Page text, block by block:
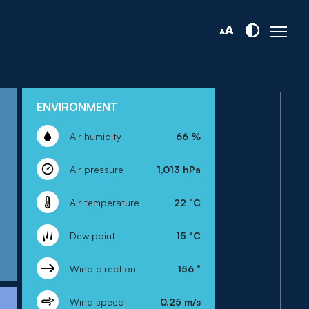
ENVIRONMENT
Air humidity 66 %
Air pressure 1,013 hPa
Air temperature 22 °C
Dew point 15 °C
Wind direction 156 °
Wind speed 0.25 m/s